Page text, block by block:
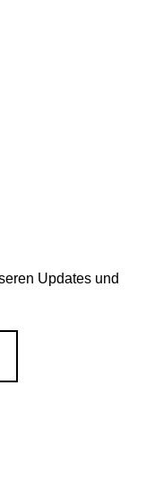
Updates und